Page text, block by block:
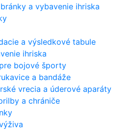
a vybavenie ihriska
a výsledkové tabule
ihriska
bojové športy
a bandáže
vrecia a úderové aparáty
a chrániče